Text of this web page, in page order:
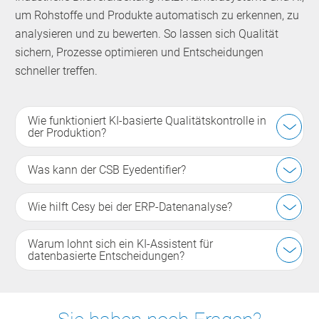
um Rohstoffe und Produkte automatisch zu erkennen, zu
analysieren und zu bewerten. So lassen sich Qualität
sichern, Prozesse optimieren und Entscheidungen
schneller treffen.
Wie funktioniert KI-basierte Qualitätskontrolle in
der Produktion?
Was kann der CSB Eyedentifier?
Wie hilft Cesy bei der ERP-Datenanalyse?
Warum lohnt sich ein KI-Assistent für
datenbasierte Entscheidungen?